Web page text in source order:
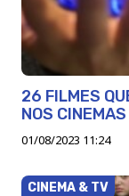
26 FILMES
NOS CINEMAS
01/08/2023 11:24
CINEMA & TV